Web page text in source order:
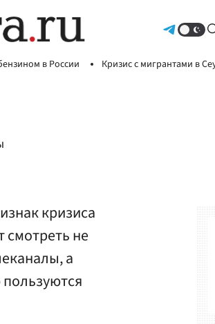
в России Кризис с мигрантами в
кризиса
смотреть не
а